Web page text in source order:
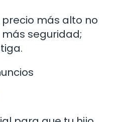
más alto no
seguridad;